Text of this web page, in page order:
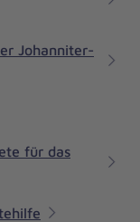
Johanniter-
für das